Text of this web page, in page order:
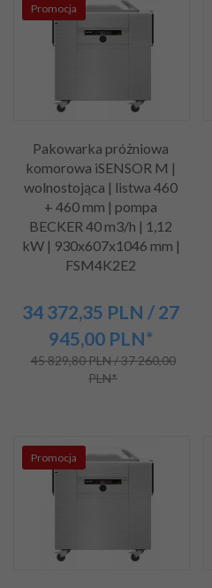
Promocja
Pakowarka próżniowa
komorowa iSENSOR M |
wolnostojąca | listwa 460
+ 460 mm | pompa
BECKER 40 m3/h | 1,12
kW | 930x607x1046 mm |
FSM4K2E2
34 372,35 PLN / 27
945,00 PLN*
45 829,80 PLN / 37 260,00
PLN*
Promocja